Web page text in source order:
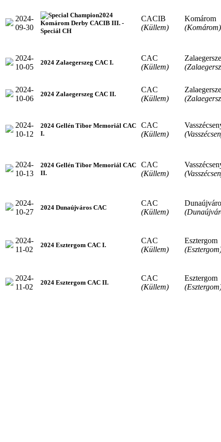
2024-
09-30
2024
Komárom Derby CACIB III. -
Speciál CH
CACIB
(Küllem)
Komárom
(Komárom)
2024-
10-05
2024 Zalaegerszeg CAC I.
CAC
(Küllem)
2024-
10-06
2024 Zalaegerszeg CAC II.
CAC
(Küllem)
2024-
10-12
2024 Gellén Tibor Memoriál CAC
I.
CAC
(Küllem)
2024-
10-13
2024 Gellén Tibor Memoriál CAC
II.
CAC
(Küllem)
2024-
10-27
2024 Dunaújváros CAC
CAC
(Küllem)
2024-
11-02
2024 Esztergom CAC I.
CAC
(Küllem)
Esztergom
2024-
11-02
2024 Esztergom CAC II.
CAC
(Küllem)
Esztergom